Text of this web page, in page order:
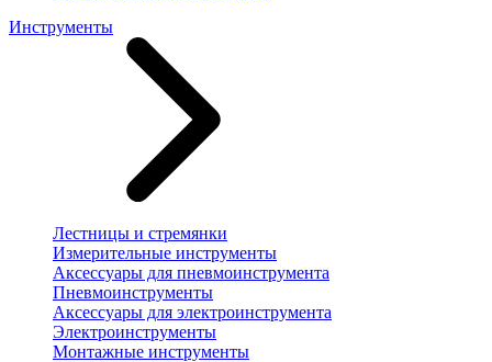
Инструменты
Лестницы и стремянки
Измерительные инструменты
Аксессуары для пневмоинструмента
Пневмоинструменты
Аксессуары для электроинструмента
Электроинструменты
Монтажные инструменты